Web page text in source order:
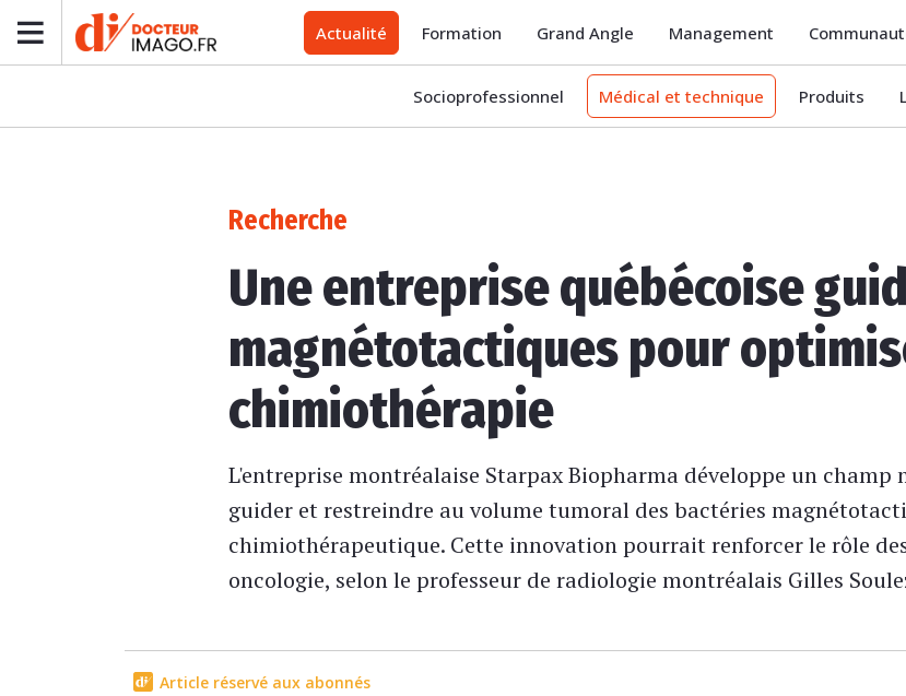
Actualité Formation Grand Angle Management
Socioprofessionnel Médical et technique Produits
Recherche
Une entreprise québécoise
magnétotactiques pour
chimiothérapie
L'entreprise montréalaise Starpax Biopharma développe un
guider et restreindre au volume tumoral des bactéries
chimiothérapeutique. Cette innovation pourrait renforcer le rôle
oncologie, selon le professeur de radiologie montréalais Gilles
Article réservé aux abonnés